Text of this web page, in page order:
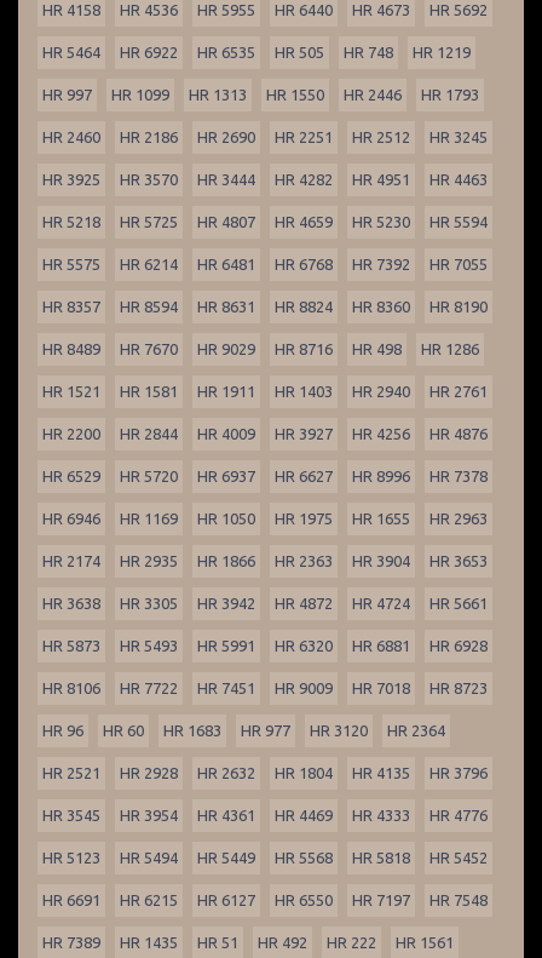
HR 4158 HR 4536 HR 5955 HR 6440 HR 4673 HR 5692
HR 5464 HR 6922 HR 6535 HR 505 HR 748 HR 1219
HR 997 HR 1099 HR 1313 HR 1550 HR 2446 HR 1793
HR 2460 HR 2186 HR 2690 HR 2251 HR 2512 HR 3245
HR 3925 HR 3570 HR 3444 HR 4282 HR 4951 HR 4463
HR 5218 HR 5725 HR 4807 HR 4659 HR 5230 HR 5594
HR 5575 HR 6214 HR 6481 HR 6768 HR 7392 HR 7055
HR 8357 HR 8594 HR 8631 HR 8824 HR 8360 HR 8190
HR 8489 HR 7670 HR 9029 HR 8716 HR 498 HR 1286
HR 1521 HR 1581 HR 1911 HR 1403 HR 2940 HR 2761
HR 2200 HR 2844 HR 4009 HR 3927 HR 4256 HR 4876
HR 6529 HR 5720 HR 6937 HR 6627 HR 8996 HR 7378
HR 6946 HR 1169 HR 1050 HR 1975 HR 1655 HR 2963
HR 2174 HR 2935 HR 1866 HR 2363 HR 3904 HR 3653
HR 3638 HR 3305 HR 3942 HR 4872 HR 4724 HR 5661
HR 5873 HR 5493 HR 5991 HR 6320 HR 6881 HR 6928
HR 8106 HR 7722 HR 7451 HR 9009 HR 7018 HR 8723
HR 96 HR 60 HR 1683 HR 977 HR 3120 HR 2364
HR 2521 HR 2928 HR 2632 HR 1804 HR 4135 HR 3796
HR 3545 HR 3954 HR 4361 HR 4469 HR 4333 HR 4776
HR 5123 HR 5494 HR 5449 HR 5568 HR 5818 HR 5452
HR 6691 HR 6215 HR 6127 HR 6550 HR 7197 HR 7548
HR 7389 HR 1435 HR 51 HR 492 HR 222 HR 1561